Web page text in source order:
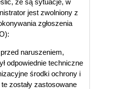
że są sytuacje, w
jest zwolniony z
zgłoszenia
naruszeniem,
odpowiednie techniczne
środki ochrony i
zostały zastosowane